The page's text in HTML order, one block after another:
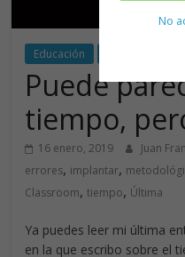
No
Educación
Puede
tiempo,
16 enero, 2019 Juan
errores, implantar,
Classroom,tiempo, Última
Ya puedes leer mi última
en la que escribo sobre el